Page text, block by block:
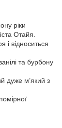
ріки
Отайя.
і відноситься
та бурбону
дуже м’який з